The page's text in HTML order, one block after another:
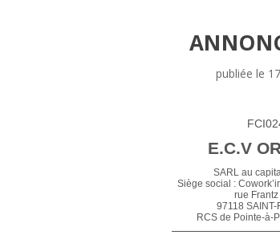
publiée le
E.C.V
SARL au
Siège social :
rue
97118 SAINT-
RCS de Pointe-à-